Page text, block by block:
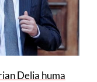
Delia huma